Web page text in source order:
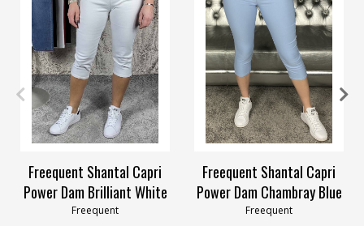
S M L XL XXL
Freequent Shantal Capri
Power Dam Brilliant White
Freequent
L XL XXL
Freequent Shantal Capri
Power Dam Chambray Blue
Freequent